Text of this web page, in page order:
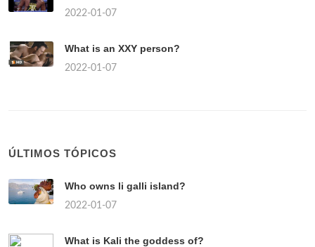
2022-01-07
What is an XXY person?
2022-01-07
ÚLTIMOS TÓPICOS
Who owns li galli island?
2022-01-07
What is Kali the goddess of?